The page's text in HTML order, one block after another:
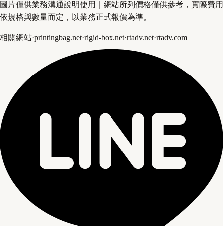
圖片僅供業務溝通說明使用｜網站所列價格僅供參考，實際費用
依規格與數量而定，以業務正式報價為準。
相關網站·printingbag.net·rigid-box.net·rtadv.net·rtadv.com